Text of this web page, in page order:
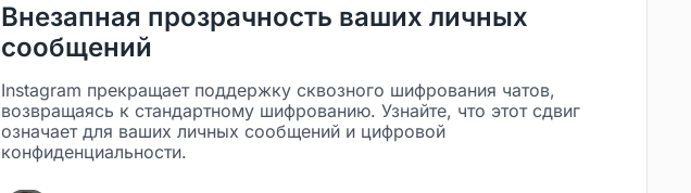
Внезапная прозрачность ваших личных
сообщений
Instagram прекращает поддержку сквозного шифрования чатов,
возвращаясь к стандартному шифрованию. Узнайте, что этот сдвиг
означает для ваших личных сообщений и цифровой
конфиденциальности.